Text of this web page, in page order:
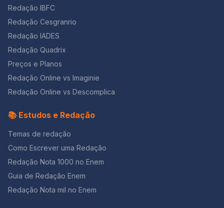
Redação IBFC
Redação Cesgranrio
Redação IADES
Redação Quadrix
Preços e Planos
Redação Online vs Imaginie
Redação Online vs Descomplica
📚 Estudos e Redação
Temas de redação
Como Escrever uma Redação
Redação Nota 1000 no Enem
Guia de Redação Enem
Redação Nota mil no Enem